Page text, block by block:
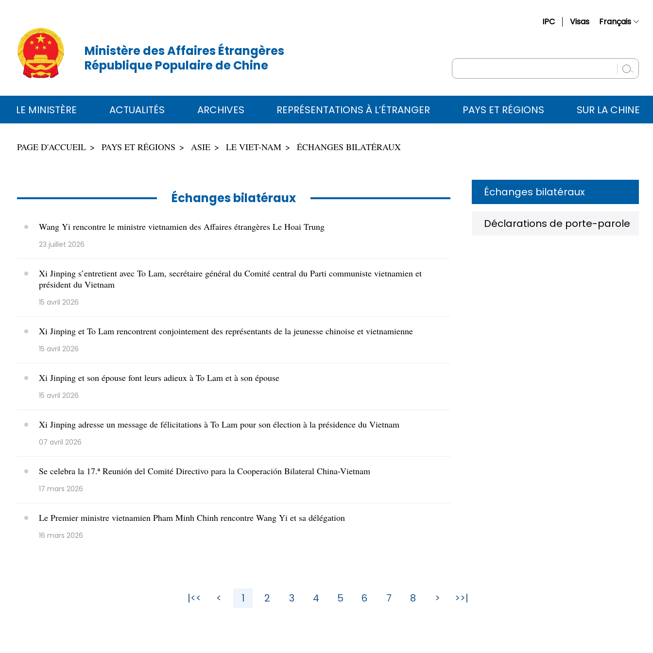
IPC Visas Français
English
Русский
Español
Ministère des Affaires Étrangères
République Populaire de Chine
LE MINISTÈRE ACTUALITÉS ARCHIVES REPRÉSENTATIONS À L’ÉTRANGER PAYS ET RÉGIONS SUR LA CHINE
PAGE D'ACCUEIL PAYS ET RÉGIONS ASIE LE VIET-NAM ÉCHANGES BILATÉRAUX
Échanges bilatéraux
Wang Yi rencontre le ministre vietnamien des Affaires étrangères Le Hoai Trung
23 juillet 2026
Xi Jinping s’entretient avec To Lam, secrétaire général du Comité central du Parti communiste vietnamien et
président du Vietnam
15 avril 2026
Xi Jinping et To Lam rencontrent conjointement des représentants de la jeunesse chinoise et vietnamienne
15 avril 2026
Xi Jinping et son épouse font leurs adieux à To Lam et à son épouse
15 avril 2026
Xi Jinping adresse un message de félicitations à To Lam pour son élection à la présidence du Vietnam
07 avril 2026
Se celebra la 17.ª Reunión del Comité Directivo para la Cooperación Bilateral China-Vietnam
17 mars 2026
Le Premier ministre vietnamien Pham Minh Chinh rencontre Wang Yi et sa délégation
16 mars 2026
Échanges bilatéraux
Déclarations de porte-parole
|<< < 1 2 3 4 5 6 7 8 > >>|